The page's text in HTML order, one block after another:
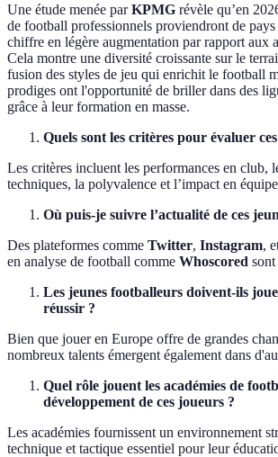
Une étude menée parKPMG révèle qu’en
de football professionnels proviendront de pays
chiffre en légère augmentation par rapport aux
Cela montre une diversité croissante sur le
fusion des styles de jeu qui enrichit le football
prodiges ont l'opportunité de briller dans des
grâce à leur formation en masse.
Quels sont les critères pour évaluer
Les critères incluent les performances en club,
techniques, la polyvalence et l’impact en
Où puis-je suivre l’actualité de ces
Des plateformes comme Twitter, Instagram,
en analyse de football comme Whoscored
Les jeunes footballeurs doivent-ils
réussir ?
Bien que jouer en Europe offre de grandes
nombreux talents émergent également dans
Quel rôle jouent les académies de
développement de ces joueurs ?
Les académies fournissent un environnement
technique et tactique essentiel pour leur